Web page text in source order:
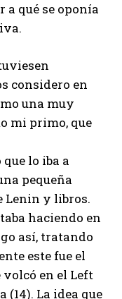
a qué se oponía
considero en
una muy
mi primo, que
lo iba a
pequeña
Lenin y libros.
haciendo en
así, tratando
este fue el
en el Left
(14). La idea que